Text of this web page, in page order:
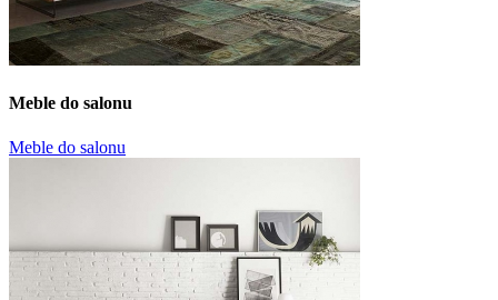
Meble do salonu
Meble do salonu